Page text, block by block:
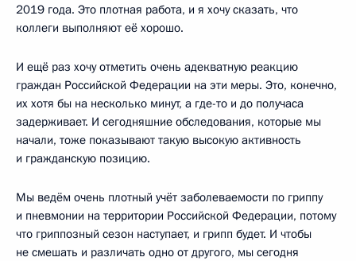
2019 года. Это плотная работа, и я хочу сказать, что
коллеги выполняют её хорошо.
И ещё раз хочу отметить очень адекватную реакцию
граждан Российской Федерации на эти меры. Это, конечно,
их хотя бы на несколько минут, а где-то и до получаса
задерживает. И сегодняшние обследования, которые мы
начали, тоже показывают такую высокую активность
и гражданскую позицию.
Мы ведём очень плотный учёт заболеваемости по гриппу
и пневмонии на территории Российской Федерации, потому
что гриппозный сезон наступает, и грипп будет. И чтобы
не смешать и различать одно от другого, мы сегодня